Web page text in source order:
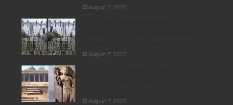
August 7, 2026
August 7, 2026
August 7, 2026